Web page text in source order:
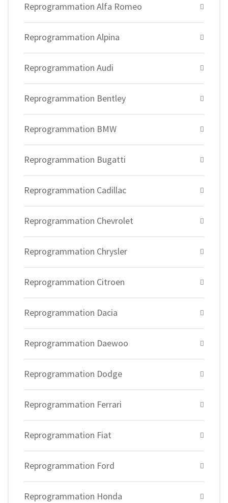
Reprogrammation Alfa Romeo
Reprogrammation Alpina
Reprogrammation Audi
Reprogrammation Bentley
Reprogrammation BMW
Reprogrammation Bugatti
Reprogrammation Cadillac
Reprogrammation Chevrolet
Reprogrammation Chrysler
Reprogrammation Citroen
Reprogrammation Dacia
Reprogrammation Daewoo
Reprogrammation Dodge
Reprogrammation Ferrari
Reprogrammation Fiat
Reprogrammation Ford
Reprogrammation Honda